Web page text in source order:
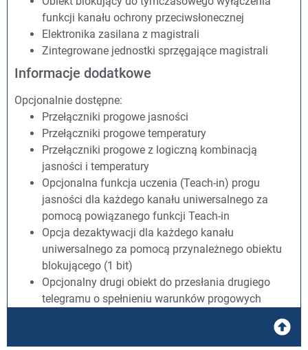
funkcji kanału ochrony przeciwsłonecznej
Elektronika zasilana z magistrali
Zintegrowane jednostki sprzęgające magistrali
Informacje dodatkowe
Opcjonalnie dostępne:
Przełączniki progowe jasności
Przełączniki progowe temperatury
Przełączniki progowe z logiczną kombinacją
jasności i temperatury
Opcjonalna funkcja uczenia (Teach-in) progu
jasności dla każdego kanału uniwersalnego za
pomocą powiązanego funkcji Teach-in
Opcja dezaktywacji dla każdego kanału
uniwersalnego za pomocą przynależnego obiektu
blokującego (1 bit)
Opcjonalny drugi obiekt do przesłania drugiego
telegramu o spełnieniu warunków progowych